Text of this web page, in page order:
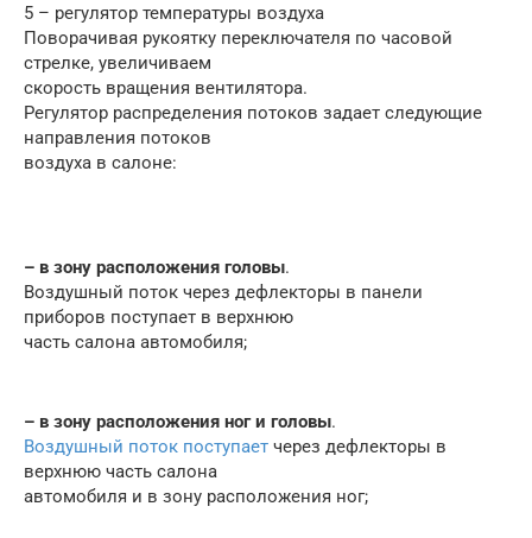
5 – регулятор температуры воздуха
Поворачивая рукоятку переключателя по часовой
стрелке, увеличиваем
скорость вращения вентилятора.
Регулятор распределения потоков задает следующие
направления потоков
воздуха в салоне:
– в зону расположения головы.
Воздушный поток через дефлекторы в панели
приборов поступает в верхнюю
часть салона автомобиля;
– в зону расположения ног и головы.
Воздушный поток поступает через дефлекторы в
верхнюю часть салона
автомобиля и в зону расположения ног;